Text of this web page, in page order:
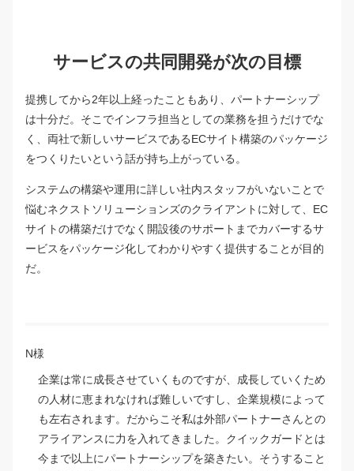
サービスの共同開発が次の目標
提携してから2年以上経ったこともあり、パートナーシップ
は十分だ。そこでインフラ担当としての業務を担うだけでな
く、両社で新しいサービスであるECサイト構築のパッケージ
をつくりたいという話が持ち上がっている。
システムの構築や運用に詳しい社内スタッフがいないことで
悩むネクストソリューションズのクライアントに対して、EC
サイトの構築だけでなく開設後のサポートまでカバーするサ
ービスをパッケージ化してわかりやすく提供することが目的
だ。
N様
企業は常に成長させていくものですが、成長していくため
の人材に恵まれなければ難しいですし、企業規模によって
も左右されます。だからこそ私は外部パートナーさんとの
アライアンスに力を入れてきました。クイックガードとは
今まで以上にパートナーシップを築きたい。そうすること